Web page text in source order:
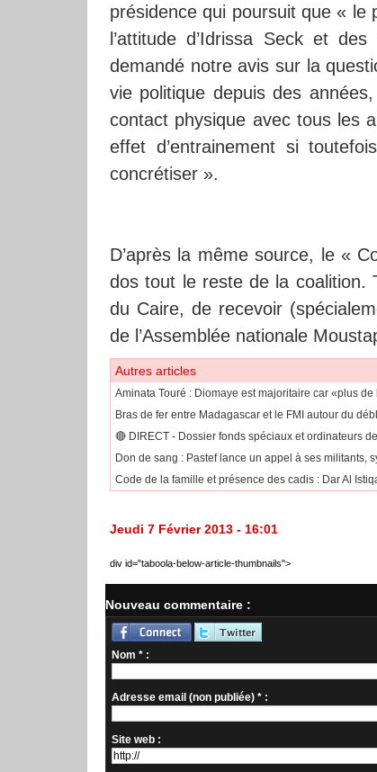
présidence qui poursuit que «
l’attitude d’Idrissa Seck et
demandé notre avis sur la
vie politique depuis des
contact physique avec tous les
effet d’entrainement si
concrétiser ».
D’après la même source, le «
dos tout le reste de la coalition.
du Caire, de recevoir
de l’Assemblée nationale
Autres articles
Aminata Touré : Diomaye est majoritaire car «plus
Bras de fer entre Madagascar et le FMI autour du
🔴​ DIRECT - Dossier fonds spéciaux et ordinateurs
Don de sang : Pastef lance un appel à ses militants,
Code de la famille et présence des cadis : Dar Al
Jeudi 7 Février 2013 - 16:01
div id="taboola-below-article-thumbnails">
Nouveau commentaire :
Nom * :
Adresse email (non publiée) * :
Site web :